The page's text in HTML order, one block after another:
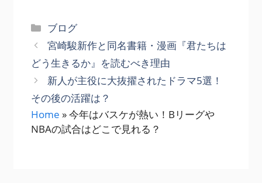
カ
テ
ゴ
リ
ー
ブログ
宮崎駿新作と同名書籍・漫画『君たちは
どう生きるか』を読むべき理由
新人が主役に大抜擢されたドラマ5選！
その後の活躍は？
Home »今年はバスケが熱い！Bリーグや
NBAの試合はどこで見れる？